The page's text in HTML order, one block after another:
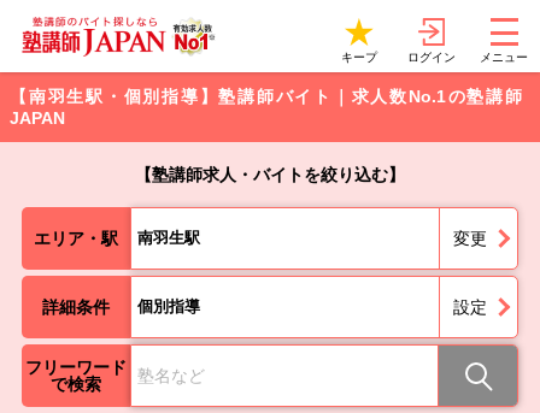
キープ ログイン メニュー
【南羽生駅・個別指導】塾講師バイト｜求人数No.1の塾講師
JAPAN
【塾講師求人・バイトを絞り込む】
エリア・駅 南羽生駅 変更
詳細条件 個別指導 設定
フリーワード
で検索